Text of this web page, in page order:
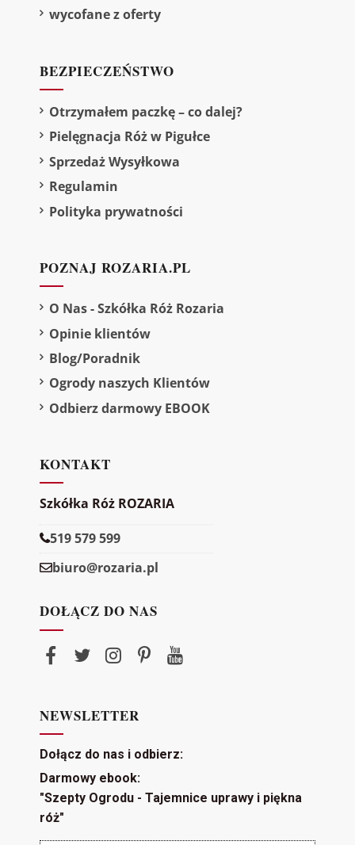
wycofane z oferty
BEZPIECZEŃSTWO
Otrzymałem paczkę – co dalej?
Pielęgnacja Róż w Pigułce
Sprzedaż Wysyłkowa
Regulamin
Polityka prywatności
POZNAJ ROZARIA.PL
O Nas - Szkółka Róż Rozaria
Opinie klientów
Blog/Poradnik
Ogrody naszych Klientów
Odbierz darmowy EBOOK
KONTAKT
Szkółka Róż ROZARIA
519 579 599
biuro@rozaria.pl
DOŁĄCZ DO NAS
NEWSLETTER
Dołącz do nas i odbierz:
Darmowy ebook:
"Szepty Ogrodu - Tajemnice uprawy i piękna
róż"